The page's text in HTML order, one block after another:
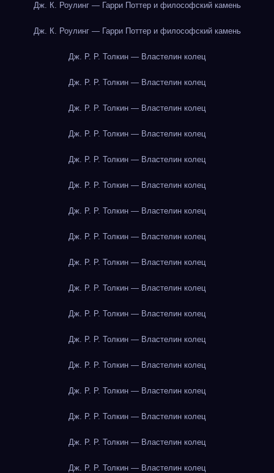
Дж. К. Роулинг — Гарри Поттер и философский камень
Дж. К. Роулинг — Гарри Поттер и философский камень
Дж. Р. Р. Толкин — Властелин колец
Дж. Р. Р. Толкин — Властелин колец
Дж. Р. Р. Толкин — Властелин колец
Дж. Р. Р. Толкин — Властелин колец
Дж. Р. Р. Толкин — Властелин колец
Дж. Р. Р. Толкин — Властелин колец
Дж. Р. Р. Толкин — Властелин колец
Дж. Р. Р. Толкин — Властелин колец
Дж. Р. Р. Толкин — Властелин колец
Дж. Р. Р. Толкин — Властелин колец
Дж. Р. Р. Толкин — Властелин колец
Дж. Р. Р. Толкин — Властелин колец
Дж. Р. Р. Толкин — Властелин колец
Дж. Р. Р. Толкин — Властелин колец
Дж. Р. Р. Толкин — Властелин колец
Дж. Р. Р. Толкин — Властелин колец
Дж. Р. Р. Толкин — Властелин колец